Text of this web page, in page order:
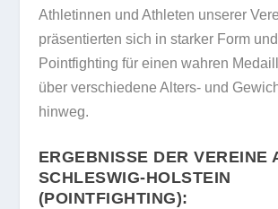
Athletinnen und Athleten unserer
präsentierten sich in starker Form
Pointfighting für einen wahren
über verschiedene Alters- und
hinweg.
ERGEBNISSE DER VEREINE
SCHLESWIG-HOLSTEIN
(POINTFIGHTING):